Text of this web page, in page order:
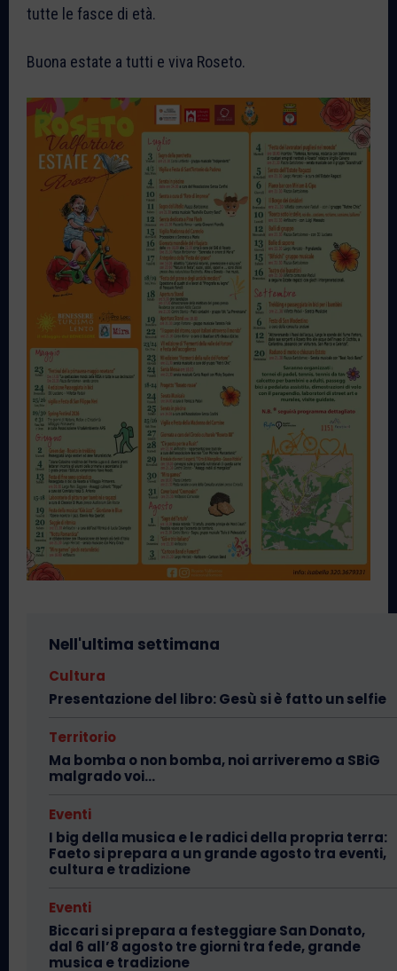
tutte le fasce di età.
Buona estate a tutti e viva Roseto.
Nell'ultima settimana
Cultura
Presentazione del libro: Gesù si è fatto un selfie
Territorio
Ma bomba o non bomba, noi arriveremo a SBiG
malgrado voi…
Eventi
I big della musica e le radici della propria terra:
Faeto si prepara a un grande agosto tra eventi,
cultura e tradizione
Eventi
Biccari si prepara a festeggiare San Donato,
dal 6 all’8 agosto tre giorni tra fede, grande
musica e tradizione